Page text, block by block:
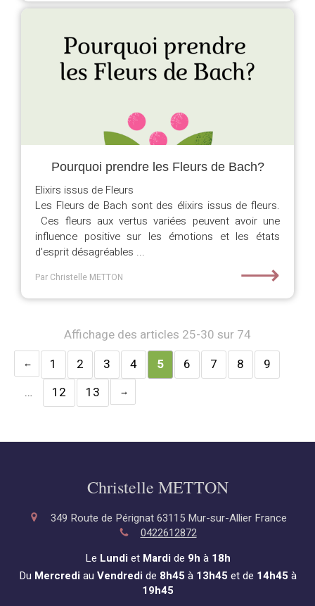
Pourquoi prendre les Fleurs de Bach?
Elixirs issus de Fleurs
Les Fleurs de Bach sont des élixirs issus de fleurs.
Ces fleurs aux vertus variées peuvent avoir une
influence positive sur les émotions et les états
d'esprit désagréables ...
Par Christelle METTON ⟶
Affichage des articles 25-30 sur 74
1
2 3 4 5 6 7 8
9
…
12 13
Christelle METTON
349 Route de Pérignat 63115 Mur-sur-Allier France
0422612872
Le Lundiet Mardide 9h à 18h
Du Mercrediau Vendredide 8h45 à 13h45 et de 14h45 à
19h45